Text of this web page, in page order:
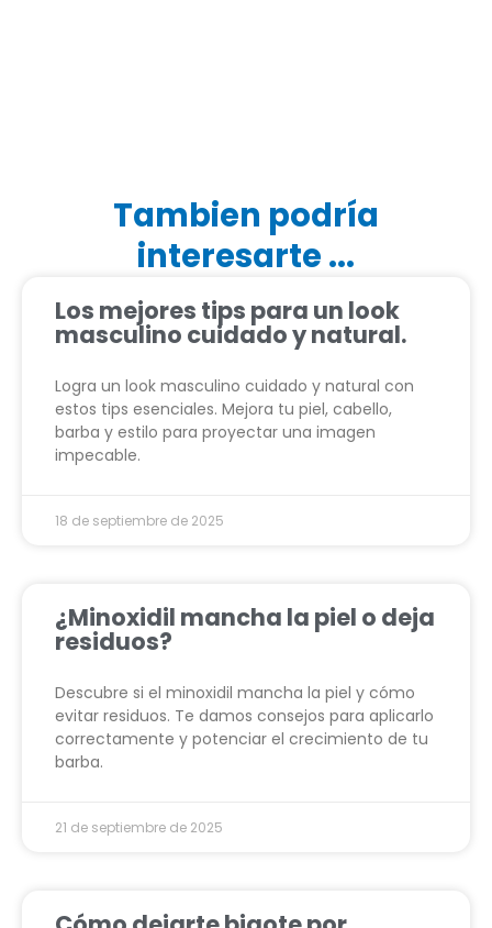
Tambien podría
interesarte ...
Los mejores tips para un look
masculino cuidado y natural.
Logra un look masculino cuidado y natural con
estos tips esenciales. Mejora tu piel, cabello,
barba y estilo para proyectar una imagen
impecable.
18 de septiembre de 2025
¿Minoxidil mancha la piel o deja
residuos?
Descubre si el minoxidil mancha la piel y cómo
evitar residuos. Te damos consejos para aplicarlo
correctamente y potenciar el crecimiento de tu
barba.
21 de septiembre de 2025